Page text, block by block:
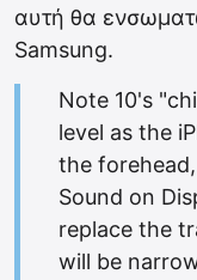
αυτή θα
Samsung.
Note 10's
level as the
the
Sound on
replace the
will be